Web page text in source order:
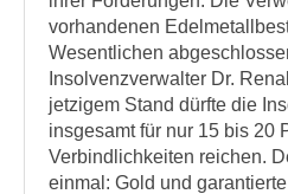
vorhandenen
Wesentlichen
Insolvenzverwalter Dr.
jetzigem Stand dürfte die
insgesamt für nur 15 bis 20
Verbindlichkeiten reichen.
einmal: Gold und